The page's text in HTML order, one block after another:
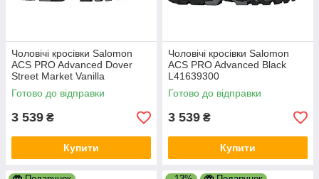
Чоловічі кросівки Salomon
ACS PRO Advanced Dover
Street Market Vanilla
L47349400
Готово до відправки
3 539 ₴
Купити
Чоловічі кросівки Salomon
ACS PRO Advanced Black
L41639300
Готово до відправки
3 539 ₴
Купити